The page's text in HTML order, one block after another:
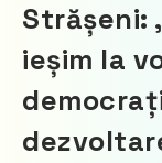
Strășeni:
ieșim la